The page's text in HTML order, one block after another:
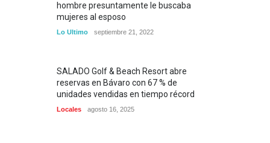
hombre presuntamente le buscaba
mujeres al esposo
Lo Ultimo septiembre 21, 2022
SALADO Golf & Beach Resort abre
reservas en Bávaro con 67 % de
unidades vendidas en tiempo récord
Locales agosto 16, 2025